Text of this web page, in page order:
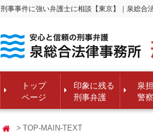
刑事事件に強い弁護士に相談【東京】｜泉総合
トップ
ページ
印象に残る
刑事弁護
泉
警
TOP-MAIN-TEXT